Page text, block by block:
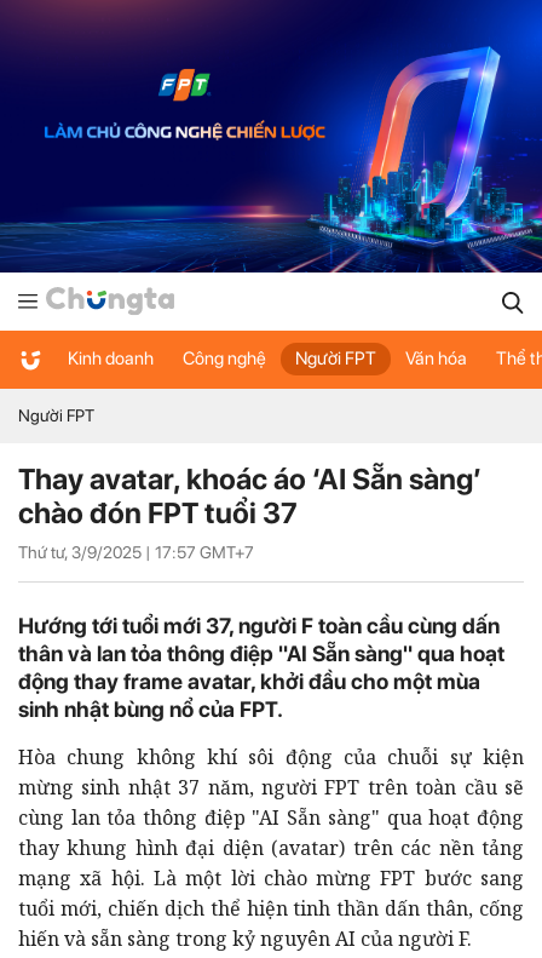
Kinh doanh Công nghệ Người FPT Văn hóa Thể
Người FPT
Thay avatar, khoác áo ‘AI Sẵn sàng’
chào đón FPT tuổi 37
Thứ tư, 3/9/2025 | 17:57 GMT+7
Hướng tới tuổi mới 37, người F toàn cầu cùng dấn
thân và lan tỏa thông điệp "AI Sẵn sàng" qua hoạt
động thay frame avatar, khởi đầu cho một mùa
sinh nhật bùng nổ của FPT.
Hòa chung không khí sôi động của chuỗi sự kiện
mừng sinh nhật 37 năm, người FPT trên toàn cầu sẽ
cùng lan tỏa thông điệp "AI Sẵn sàng" qua hoạt động
thay khung hình đại diện (avatar) trên các nền tảng
mạng xã hội. Là một lời chào mừng FPT bước sang
tuổi mới, chiến dịch thể hiện tinh thần dấn thân, cống
hiến và sẵn sàng trong kỷ nguyên AI của người F.